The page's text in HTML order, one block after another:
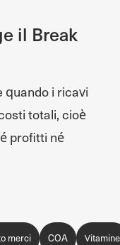
il Break
quando i ricavi
totali, cioè
profitti né
merci COA Vitamine